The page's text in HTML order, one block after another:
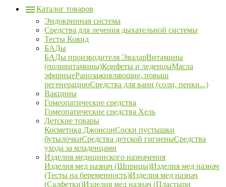
Каталог товаров
Эндокринная система
Средства для лечения дыхательной системы
Тесты Ковид
БАДы
БАДы производителя ЭваларВитамины
(поливитамины)Конфеты и леденцыМасла
эфирныеРанозаживляющие, повыш
регенерациюСредства для ванн (соли, пенки...)
Вакцины
Гомеопатические средства
Гомеопатические средства Хель
Детские товары
Косметика ДжонсонСоски пустышки
бутылочкиСредства детской гигиеныСредства
ухода за младенцами
Изделия медицинского назначения
Изделия мед назнач (Шприцы)Изделия мед назнач
(Тесты на беременность)Изделия мед назнач
(Салфетки)Изделия мед назнач (Пластыри